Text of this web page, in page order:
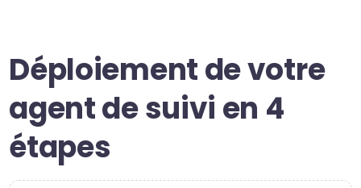
Déploiement de votre
agent de suivi en 4
étapes